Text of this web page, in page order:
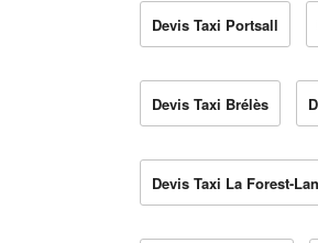
Devis Taxi Portsall
Devis Taxi Brélès
Devis Taxi La Forest-